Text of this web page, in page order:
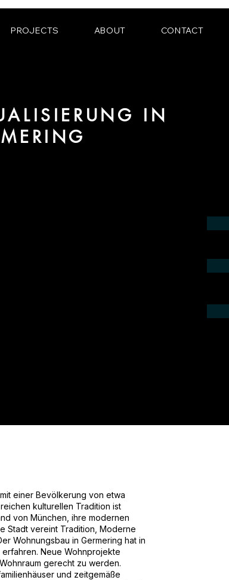
PROJECTS ABOUT CONTACT
IN
einer Bevölkerung von etwa
kulturellen Tradition ist
von München, ihre modernen
Stadt vereint Tradition, Moderne
Wohnungsbau in Germering hat in
Neue Wohnprojekte
gerecht zu werden.
und zeitgemäße